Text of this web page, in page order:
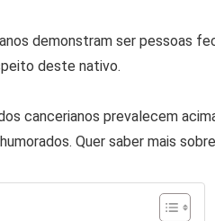
demonstram ser pessoas
deste nativo.
cancerianos prevalecem
Quer saber mais